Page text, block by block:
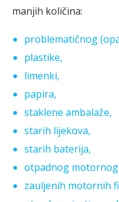
manjih količina:
problematičnog
plastike,
limenki,
papira,
staklene ambalaže,
starih lijekova,
starih baterija,
otpadnog
zauljenih motornih